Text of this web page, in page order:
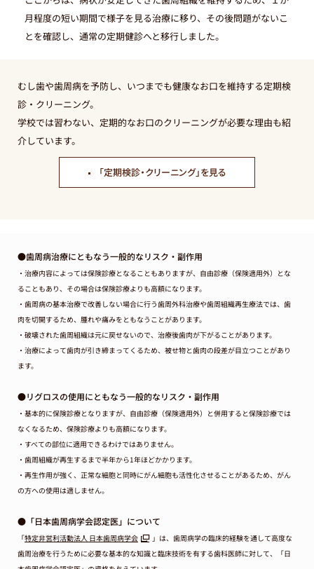
月程度の短い期間で様子を見る治療に移り、その後問題がないこ
とを確認し、通常の定期健診へと移行しました。
むし歯や歯周病を予防し、いつまでも健康なお口を維持する定期検
診・クリーニング。
学校では習わない、定期的なお口のクリーニングが必要な理由も紹
介しています。
「定期検診・クリーニング」を見る
●歯周病治療にともなう一般的なリスク・副作用
・治療内容によっては保険診療となることもありますが、自由診療（保険適用外）とな
ることもあり、その場合は保険診療よりも高額になります。
・歯周病の基本治療で改善しない場合に行う歯周外科治療や歯周組織再生療法では、歯
肉を切開するため、腫れや痛みをともなうことがあります。
・破壊された歯周組織は元に戻せないので、治療後歯肉が下がることがあります。
・治療によって歯肉が引き締まってくるため、被せ物と歯肉の段差が目立つことがあり
ます。
●リグロスの使用にともなう一般的なリスク・副作用
・基本的に保険診療となりますが、自由診療（保険適用外）と併用すると保険診療では
なくなるため、保険診療よりも高額になります。
・すべての部位に適用できるわけではありません。
・歯周組織が再生するまで半年から1年ほどかかります。
・再生作用が強く、正常な細胞と同時にがん細胞も活性化させることがあるため、がん
の方への使用は適しません。
●「日本歯周病学会認定医」について
「特定非営利活動法人 日本歯周病学会
」は、歯周病学の臨床的経験を通して高度な
歯周治療を行うために必要な基本的な知識と臨床技術を有する歯科医師に対して、「日